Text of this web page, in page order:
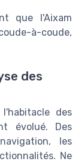
que l'Aixam
à-coude,
des
des
évolué. Des
les
Ne